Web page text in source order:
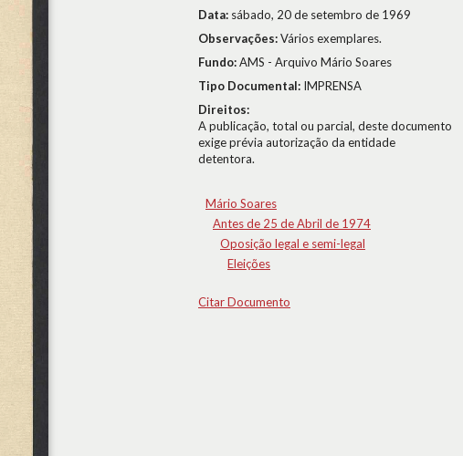
Data: sábado, 20 de setembro de 1969
Observações:Vários exemplares.
Fundo:AMS - Arquivo Mário Soares
Tipo Documental: IMPRENSA
Direitos:
A publicação, total ou parcial, deste documento
exige prévia autorização da entidade
detentora.
Mário Soares
Antes de 25 de Abril de 1974
Oposição legal e semi-legal
Eleições
Citar Documento